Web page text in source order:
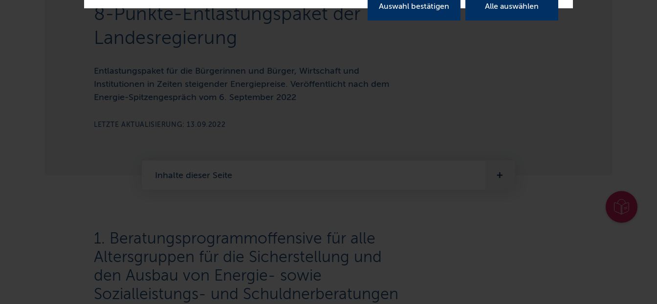
Auswahl bestätigen Alle auswählen
8-Punkte-Entlastungspaket der
Landesregierung
Entlastungspaket für die Bürgerinnen und Bürger, Wirtschaft und
Institutionen in Zeiten steigender Energiepreise. Veröffentlicht nach dem
Energie-Spitzengespräch vom 6. September 2022
LETZTE AKTUALISIERUNG: 13.09.2022
Inhalte dieser Seite
1. Beratungsprogrammoffensive für alle
Altersgruppen für die Sicherstellung und
den Ausbau von Energie- sowie
Sozialleistungs- und Schuldnerberatungen